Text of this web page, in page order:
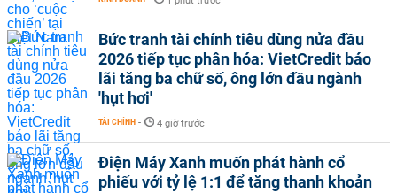
Bức tranh tài chính tiêu dùng nửa đầu
2026 tiếp tục phân hóa: VietCredit báo
lãi tăng ba chữ số, ông lớn đầu ngành
'hụt hơi'
TÀI CHÍNH - 4 giờ trước
Điện Máy Xanh muốn phát hành cổ
phiếu với tỷ lệ 1:1 để tăng thanh khoản